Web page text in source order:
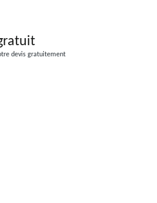
devis gratuitement